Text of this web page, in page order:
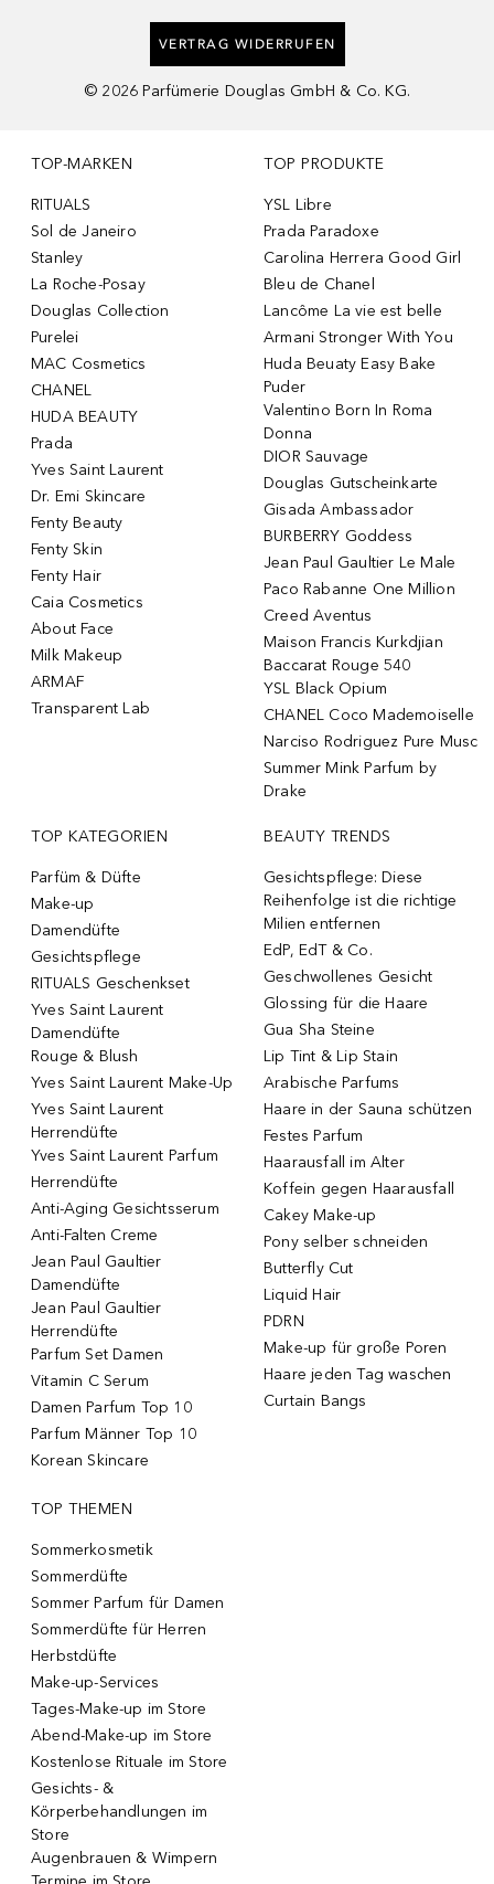
VERTRAG WIDERRUFEN
© 2026 Parfümerie Douglas GmbH & Co. KG.
TOP-MARKEN
RITUALS
Sol de Janeiro
Stanley
La Roche-Posay
Douglas Collection
Purelei
MAC Cosmetics
CHANEL
HUDA BEAUTY
Prada
Yves Saint Laurent
Dr. Emi Skincare
Fenty Beauty
Fenty Skin
Fenty Hair
Caia Cosmetics
About Face
Milk Makeup
ARMAF
Transparent Lab
TOP PRODUKTE
YSL Libre
Prada Paradoxe
Carolina Herrera Good Girl
Bleu de Chanel
Lancôme La vie est belle
Armani Stronger With You
Huda Beuaty Easy Bake
Puder
Valentino Born In Roma
Donna
DIOR Sauvage
Douglas Gutscheinkarte
Gisada Ambassador
BURBERRY Goddess
Jean Paul Gaultier Le Male
Paco Rabanne One Million
Creed Aventus
Maison Francis Kurkdjian
Baccarat Rouge 540
YSL Black Opium
CHANEL Coco Mademoiselle
Narciso Rodriguez Pure Musc
Summer Mink Parfum by
Drake
TOP KATEGORIEN
Parfüm & Düfte
Make-up
Damendüfte
Gesichtspflege
RITUALS Geschenkset
Yves Saint Laurent
Damendüfte
Rouge & Blush
Yves Saint Laurent Make-Up
Yves Saint Laurent
Herrendüfte
Yves Saint Laurent Parfum
Herrendüfte
Anti-Aging Gesichtsserum
Anti-Falten Creme
Jean Paul Gaultier
Damendüfte
Jean Paul Gaultier
Herrendüfte
Parfum Set Damen
Vitamin C Serum
Damen Parfum Top 10
Parfum Männer Top 10
Korean Skincare
BEAUTY TRENDS
Gesichtspflege: Diese
Reihenfolge ist die richtige
Milien entfernen
EdP, EdT & Co.
Geschwollenes Gesicht
Glossing für die Haare
Gua Sha Steine
Lip Tint & Lip Stain
Arabische Parfums
Haare in der Sauna schützen
Festes Parfum
Haarausfall im Alter
Koffein gegen Haarausfall
Cakey Make-up
Pony selber schneiden
Butterfly Cut
Liquid Hair
PDRN
Make-up für große Poren
Haare jeden Tag waschen
Curtain Bangs
TOP THEMEN
Sommerkosmetik
Sommerdüfte
Sommer Parfum für Damen
Sommerdüfte für Herren
Herbstdüfte
Make-up-Services
Tages-Make-up im Store
Abend-Make-up im Store
Kostenlose Rituale im Store
Gesichts- &
Körperbehandlungen im
Store
Augenbrauen & Wimpern